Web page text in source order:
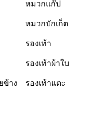
ข้าง
หมวกแก๊ป
หมวกบักเก็ต
รองเท้า
รองเท้าผ้าใบ
รองเท้าแตะ